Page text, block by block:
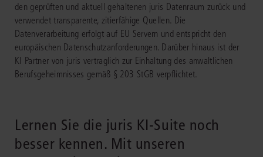
den geprüften und aktuell gehaltenen juris Datenraum zurück und
verwendet transparente, zitierfähige Quellen. Die
Datenverarbeitung erfolgt auf EU Servern und entspricht den
europäischen Datenschutzanforderungen. Darüber hinaus ist der
KI Partner von juris vertraglich zur Einhaltung des anwaltlichen
Berufsgeheimnisses gemäß § 203 StGB verpflichtet.
Lernen Sie die juris KI-Suite noch
besser kennen. Mit unseren